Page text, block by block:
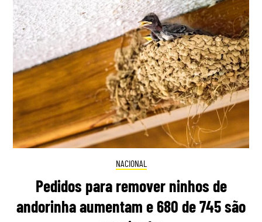
NACIONAL
Pedidos para remover ninhos de
andorinha aumentam e 680 de 745 são